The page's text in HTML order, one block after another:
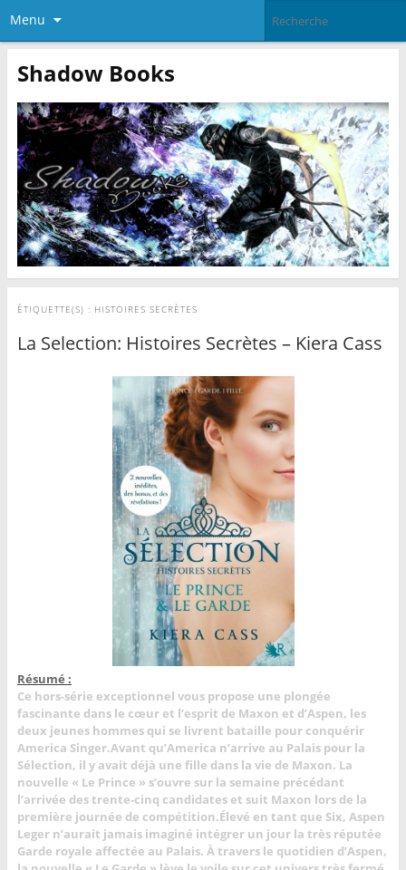
Menu
Shadow Books
ÉTIQUETTE(S) : HISTOIRES SECRÈTES
La Selection: Histoires Secrètes – Kiera Cass
Résumé :
Ce hors-série exceptionnel vous propose une plongée
fascinante dans le cœur et l’esprit de Maxon et d’Aspen, les
deux jeunes hommes qui se livrent bataille pour conquérir
America Singer.Avant qu’America n’arrive au Palais pour la
Sélection, il y avait déjà une fille dans la vie de Maxon. La
nouvelle « Le Prince » s’ouvre sur la semaine précédant
l’arrivée des trente-cinq candidates et suit Maxon lors de la
première journée de compétition.Élevé en tant que Six, Aspen
Leger n’aurait jamais imaginé intégrer un jour la très réputée
Garde royale affectée au Palais. À travers le quotidien d’Aspen,